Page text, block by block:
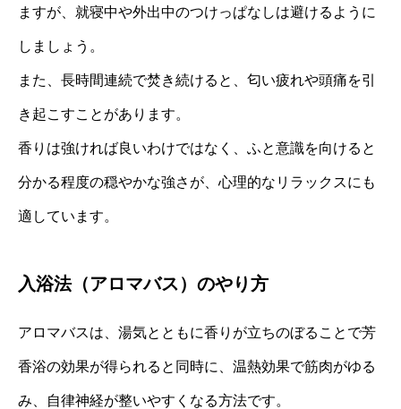
ますが、就寝中や外出中のつけっぱなしは避けるように
しましょう。
また、長時間連続で焚き続けると、匂い疲れや頭痛を引
き起こすことがあります。
香りは強ければ良いわけではなく、ふと意識を向けると
分かる程度の穏やかな強さが、心理的なリラックスにも
適しています。
入浴法（アロマバス）のやり方
アロマバスは、湯気とともに香りが立ちのぼることで芳
香浴の効果が得られると同時に、温熱効果で筋肉がゆる
み、自律神経が整いやすくなる方法です。